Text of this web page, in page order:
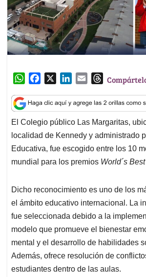
W
a
t
s
A
p
p
c
e
b
o
o
k
n
k
e
d
I
n
a
i
l
T
r
e
a
d
s
El Colegio público Las Margaritas,
localidad de Kennedy y administrado
Educativa, fue escogido entre los 10
mundial para los premios World´s
Dicho reconocimiento es uno de los
el ámbito educativo internacional. La
fue seleccionada debido a la
modelo que promueve el bienestar
mental y el desarrollo de habilidades
Además, ofrece resolución de
estudiantes dentro de las aulas.